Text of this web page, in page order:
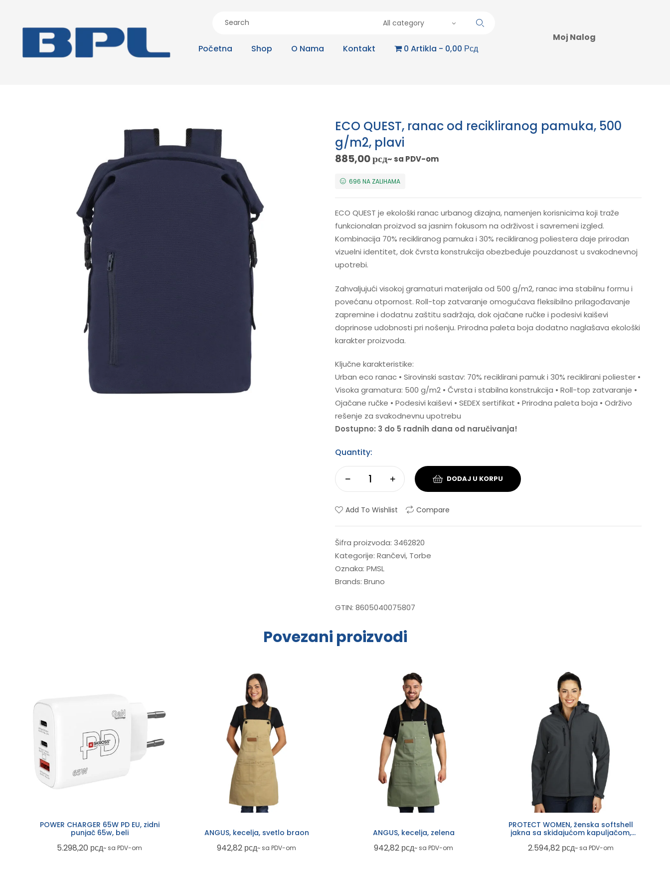
All category
Početna Shop O Nama Kontakt 0 Artikla 0,00 Рсд
Moj Nalog
ECO QUEST, ranac od recikliranog pamuka, 500
g/m2, plavi
885,00рсд~ sa PDV-om
696 NA ZALIHAMA
ECO QUEST je ekološki ranac urbanog dizajna, namenjen korisnicima koji traže
funkcionalan proizvod sa jasnim fokusom na održivost i savremeni izgled.
Kombinacija 70% recikliranog pamuka i 30% recikliranog poliestera daje prirodan
vizuelni identitet, dok čvrsta konstrukcija obezbeđuje pouzdanost u svakodnevnoj
upotrebi.
Zahvaljujući visokoj gramaturi materijala od 500 g/m2, ranac ima stabilnu formu i
povećanu otpornost. Roll-top zatvaranje omogućava fleksibilno prilagođavanje
zapremine i dodatnu zaštitu sadržaja, dok ojačane ručke i podesivi kaiševi
doprinose udobnosti pri nošenju. Prirodna paleta boja dodatno naglašava ekološki
karakter proizvoda.
Ključne karakteristike:
Urban eco ranac • Sirovinski sastav: 70% reciklirani pamuk i 30% reciklirani poliester •
Visoka gramatura: 500 g/m2 • Čvrsta i stabilna konstrukcija • Roll-top zatvaranje •
Ojačane ručke • Podesivi kaiševi • SEDEX sertifikat • Prirodna paleta boja • Održivo
rešenje za svakodnevnu upotrebu
Dostupno: 3 do 5 radnih dana od naručivanja!
Quantity:
DODAJ U KORPU
Add To Wishlist Compare
Šifra proizvoda: 3462820
Kategorije: Rančevi, Torbe
Oznaka: PMSL
Brands: Bruno
GTIN: 8605040075807
Povezani proizvodi
POWER CHARGER 65W PD EU, zidni
punjač 65w, beli
5.298,20 рсд~ sa PDV-om
ANGUS, kecelja, svetlo braon
942,82 рсд~ sa PDV-om
ANGUS, kecelja, zelena
942,82 рсд~ sa PDV-om
PROTECT WOMEN, ženska softshell
jakna sa skidajućom kapuljačom,
2.594,82 рсд~ sa PDV-om